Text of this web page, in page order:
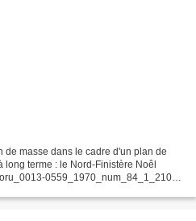
masse dans le cadre d'un plan de
terme : le Nord-Finistère Noêl
0559_1970_num_84_1_2101